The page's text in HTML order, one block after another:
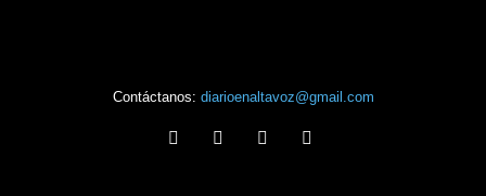
Contáctanos: diarioenaltavoz@gmail.com